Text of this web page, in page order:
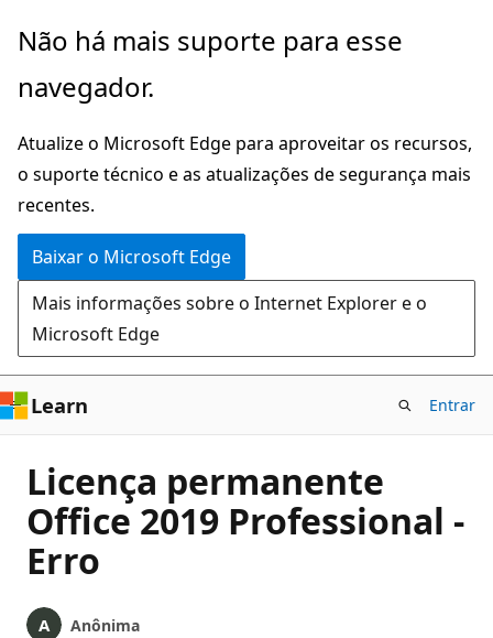
Pular
o
principal
Não há mais suporte para esse
navegador.
Atualize o Microsoft Edge para aproveitar os recursos,
o suporte técnico e as atualizações de segurança mais
recentes.
Baixar o Microsoft Edge
Mais informações sobre o Internet Explorer e o
Microsoft Edge
Learn Entrar
Licença permanente
Office 2019 Professional -
Erro
Anônima